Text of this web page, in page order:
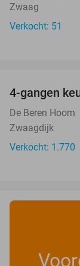
Zwaag
Verkocht: 51
4-gangen
De Beren Hoorn
Zwaagdijk
Verkocht: 1.770